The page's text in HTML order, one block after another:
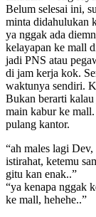
Belum selesai ini,
minta didahulukan
ya nggak ada
kelayapan ke mall
jadi PNS atau
di jam kerja kok.
waktunya sendiri.
Bukan berarti
main kabur ke
pulang kantor.
“ah males lagi
istirahat, ketemu
gitu kan enak..”
“ya kenapa nggak
ke mall, hehehe..”